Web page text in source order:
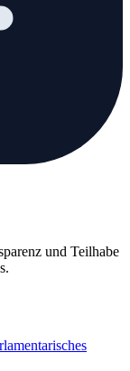
und Teilhabe